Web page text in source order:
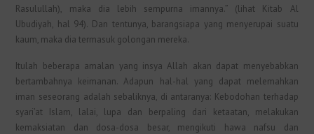
Rasulullah), maka dia lebih sempurna imannya.” (lihat Kitab Al
Ubudiyah, hal 94). Dan tentunya, barangsiapa yang menyerupai suatu
kaum, maka dia termasuk golongan mereka.
Itulah beberapa amalan yang insya Allah akan dapat menyebabkan
bertambahnya keimanan. Adapun hal-hal yang dapat melemahkan
iman seseorang adalah sebaliknya, di antaranya: Kebodohan terhadap
syari’at Islam, lalai, lupa dan berpaling dari ketaatan, melakukan
kemaksiatan dan dosa-dosa besar, mengikuti hawa nafsu dan